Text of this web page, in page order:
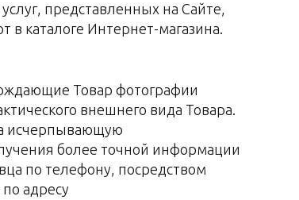
представленных на Сайте,
в каталоге Интернет-магазина.
Товар фотографии
внешнего вида Товара.
исчерпывающую
более точной информации
по телефону, посредством
адресу